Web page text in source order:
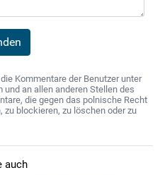
Kommentare der Benutzer unter
an allen anderen Stellen des
die gegen das polnische Recht
blockieren, zu löschen oder zu
auch